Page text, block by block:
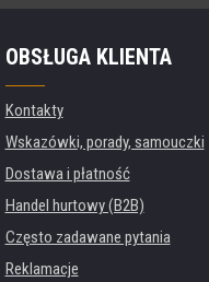
OBSŁUGA KLIENTA
Kontakty
Wskazówki, porady, samouczki
Dostawa i płatność
Handel hurtowy (B2B)
Często zadawane pytania
Reklamacje